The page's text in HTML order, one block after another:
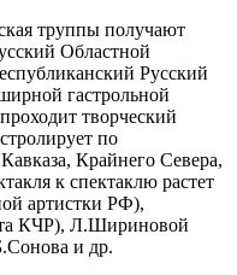
труппы получают
Областной
Русский
гастрольной
творческий
по
Крайнего Севера,
к спектаклю растет
артистки РФ),
КЧР), Л.Шириновой
и др.